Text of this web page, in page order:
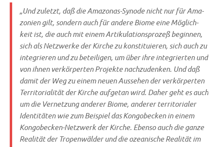
„Und zuletzt, daß die Ama­zo­nas-Syn­ode nicht nur für Ama­
zo­ni­en gilt, son­dern auch für ande­re Bio­me eine Mög­lich­
keit ist, die auch mit einem Arti­ku­la­ti­ons­pro­zeß begin­nen,
sich als Netz­wer­ke der Kir­che zu kon­sti­tu­ie­ren, sich auch zu
inte­grie­ren und zu betei­li­gen, um über ihre inte­grier­ten und
von ihnen ver­kör­per­ten Pro­jek­te nach­zu­den­ken. Und daß
damit der Weg zu einem neu­en Aus­se­hen der ver­kör­per­ten
Ter­ri­to­ri­a­li­tät der Kir­che auf­ge­tan wird. Daher geht es auch
um die Ver­net­zung ande­rer Bio­me, ande­rer ter­ri­to­ria­ler
Iden­ti­tä­ten wie zum Bei­spiel das Kon­go­becken in einem
Kon­go­becken-Netz­werk der Kir­che. Eben­so auch die gan­ze
Rea­li­tät der Tro­pen­wäl­der und die ozea­ni­sche Rea­li­tät im